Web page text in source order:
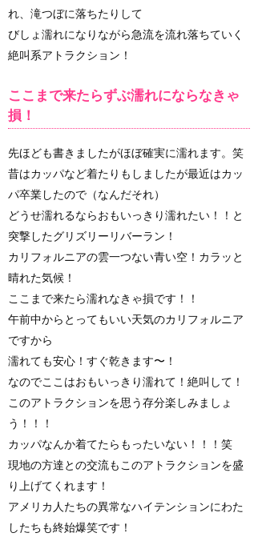
れ、滝つぼに落ちたりして
びしょ濡れになりながら急流を流れ落ちていく
絶叫系アトラクション！
ここまで来たらずぶ濡れにならなきゃ
損！
先ほども書きましたがほぼ確実に濡れます。笑
昔はカッパなど着たりもしましたが最近はカッ
パ卒業したので（なんだそれ）
どうせ濡れるならおもいっきり濡れたい！！と
突撃したグリズリーリバーラン！
カリフォルニアの雲一つない青い空！カラッと
晴れた気候！
ここまで来たら濡れなきゃ損です！！
午前中からとってもいい天気のカリフォルニア
ですから
濡れても安心！すぐ乾きます〜！
なのでここはおもいっきり濡れて！絶叫して！
このアトラクションを思う存分楽しみましょ
う！！！
カッパなんか着てたらもったいない！！！笑
現地の方達との交流もこのアトラクションを盛
り上げてくれます！
アメリカ人たちの異常なハイテンションにわた
したちも終始爆笑です！